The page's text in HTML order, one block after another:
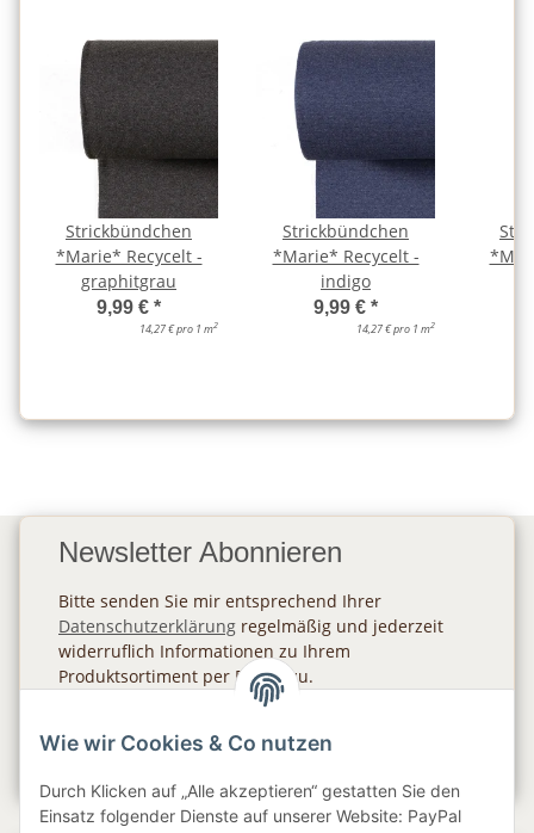
Strickbündchen
*Marie* Recycelt -
graphitgrau
9,99 € *
14,27 € pro 1 m2
Strickbündchen
*Marie* Recycelt -
indigo
9,99 € *
14,27 € pro 1 m2
Newsletter Abonnieren
Bitte senden Sie mir entsprechend Ihrer
Datenschutzerklärung regelmäßig und jederzeit
widerruflich Informationen zu Ihrem
Produktsortiment per E-Mail zu.
Wie wir Cookies & Co nutzen
Durch Klicken auf „Alle akzeptieren“ gestatten Sie den
Einsatz folgender Dienste auf unserer Website: PayPal